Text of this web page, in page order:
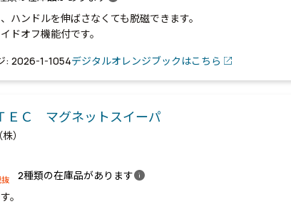
ハンドルを伸ばさなくても脱磁できます。
ドオフ機能付です。
: 2026-1-1054デジタルオレンジブックはこちら
ＥＣ マグネットスイーパ
）
2種類の在庫品がありますinfo
。